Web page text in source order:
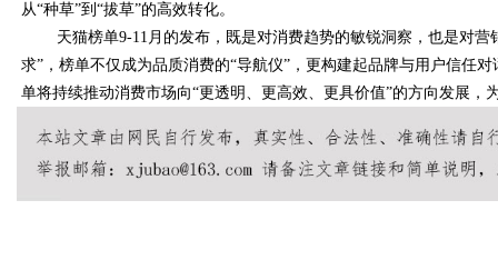
从“种草”到“拔草”的高效转化。
天猫榜单9-11月的发布，既是对消费趋势的敏锐洞察，也是对
求”，榜单不仅成为品质消费的“导航仪”，更构建起品牌与用户信任
单将持续推动消费市场向“更透明、更高效、更具价值”的方向发展，